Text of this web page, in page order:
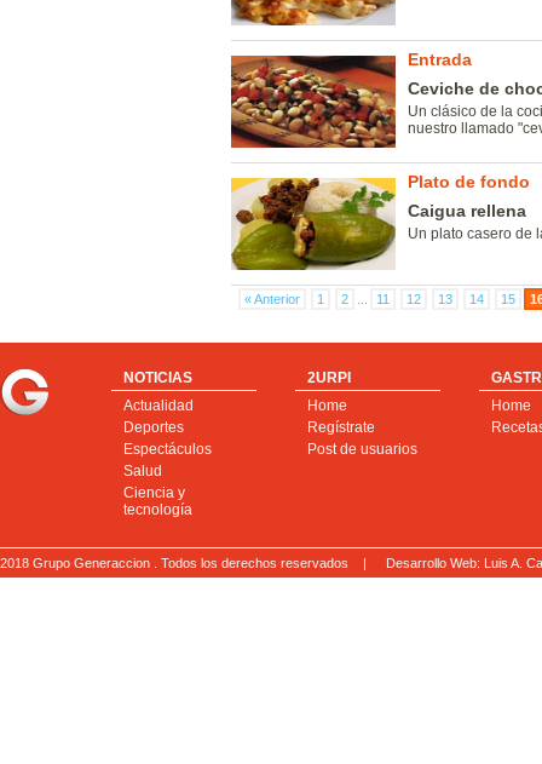
Entrada
Ceviche de
Un clásico de la
nuestro llamado
Plato de fondo
Caigua rellena
Un plato casero de
« Anterior 1 2 11 12 13 14 15
NOTICIAS
Actualidad
Deportes
Espectáculos
Salud
Ciencia y
tecnología
2URPI
Home
Regístrate
Post de usuarios
Home
2018 Grupo Generaccion . Todos los derechos reservados | Desarrollo Web: Luis